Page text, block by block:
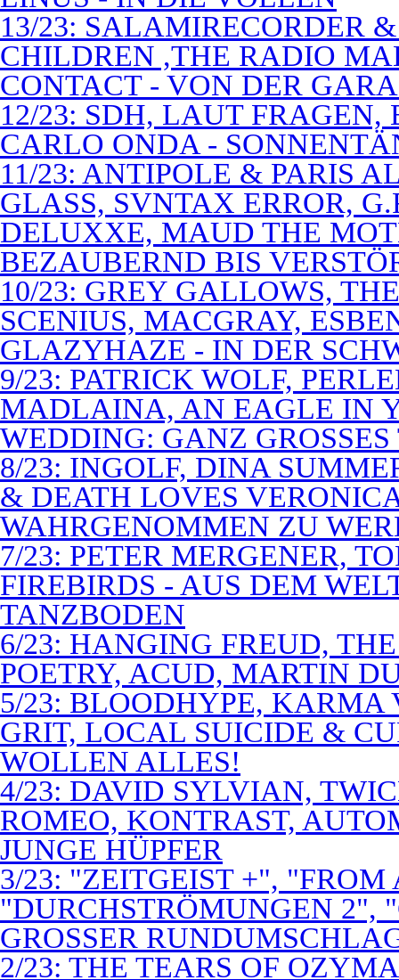
13/23: SALAMIRECORDER
CHILDREN ,THE RADIO
CONTACT - VON DER
12/23: SDH, LAUT
CARLO ONDA -
11/23: ANTIPOLE & PARIS
GLASS, SVNTAX ERROR,
DELUXXE, MAUD THE
BEZAUBERND BIS
10/23: GREY GALLOWS,
SCENIUS, MACGRAY,
GLAZYHAZE - IN DER
9/23: PATRICK WOLF,
MADLAINA, AN EAGLE IN
WEDDING: GANZ
8/23: INGOLF, DINA
& DEATH LOVES
WAHRGENOMMEN ZU
7/23: PETER MERGENER,
FIREBIRDS - AUS DEM
TANZBODEN
6/23: HANGING FREUD,
POETRY, ACUD, MARTIN
5/23: BLOODHYPE, KARMA
GRIT, LOCAL SUICIDE &
WOLLEN ALLES!
4/23: DAVID SYLVIAN,
ROMEO, KONTRAST,
JUNGE HÜPFER
3/23: "ZEITGEIST +", "FROM
"DURCHSTRÖMUNGEN 2",
GROSSER
2/23: THE TEARS OF